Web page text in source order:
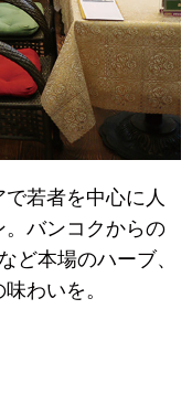
若者を中心に人
バンコクからの
ど本場のハーブ、
わいを。